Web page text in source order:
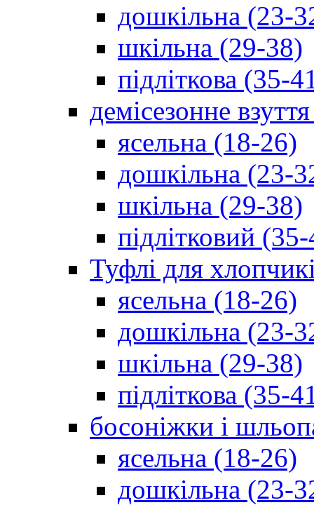
дошкільна (23-
шкільна (29-38)
підліткова (35-
демісезонне
ясельна (18-26)
дошкільна (23-
шкільна (29-38)
підлітковий
Туфлі для
ясельна (18-26)
дошкільна (23-
шкільна (29-38)
підліткова (35-
босоніжки і
ясельна (18-26)
дошкільна (23-